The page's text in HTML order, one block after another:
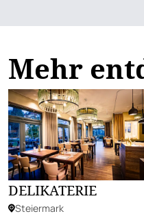
Mehr
DELIKATERIE
Steiermark